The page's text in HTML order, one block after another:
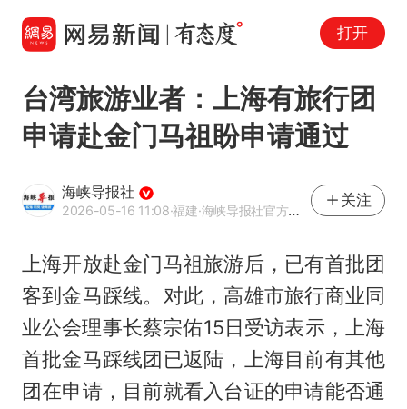
打开
台湾旅游业者：上海有旅行团
申请赴金门马祖盼申请通过
海峡导报社
2026-05-16 11:08·福建·海峡导报社官方网易号
关注
上海开放赴金门马祖旅游后，已有首批团
客到金马踩线。对此，高雄市旅行商业同
业公会理事长蔡宗佑15日受访表示，上海
首批金马踩线团已返陆，上海目前有其他
团在申请，目前就看入台证的申请能否通